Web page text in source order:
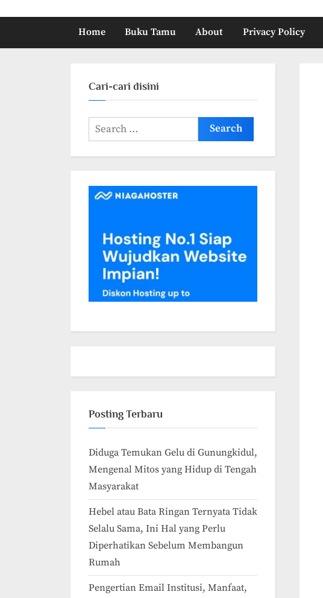
Home Buku Tamu About Privacy Policy
Cari-cari disini
Search
for:
Posting Terbaru
Diduga Temukan Gelu di Gunungkidul,
Mengenal Mitos yang Hidup di Tengah
Masyarakat
Hebel atau Bata Ringan Ternyata Tidak
Selalu Sama, Ini Hal yang Perlu
Diperhatikan Sebelum Membangun
Rumah
Pengertian Email Institusi, Manfaat,